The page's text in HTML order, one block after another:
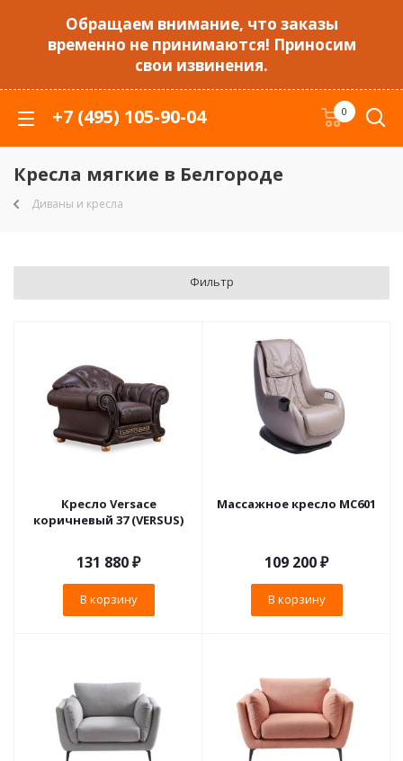
Обращаем внимание, что заказы
временно не принимаются! Приносим
свои извинения.
+7 (495) 105-90-04 0
Кресла мягкие в Белгороде
Диваны и кресла
Фильтр
Кресло Versace
коричневый 37 (VERSUS)
131 880₽
В корзину
Массажное кресло MC601
109 200₽
В корзину